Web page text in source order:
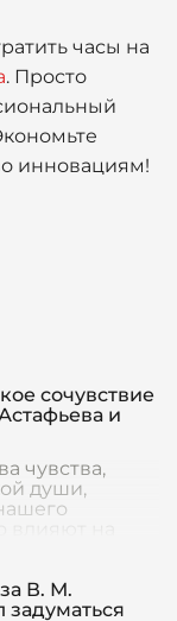
часы на
. Просто
инновациям!
сочувствие
и
чувства,
души,
влияют на
В. М.